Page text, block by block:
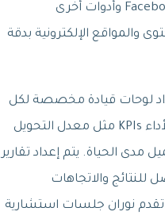
مثل Google Analytics وFacebook Insights وأدوات أخرى
والمواقع الإلكترونية بدقة
لوحات قيادة مخصصة لكل
عميل تعرض المؤشرات الرئيسية للأداء KPIs مثل معدل التحويل
مدى الحياة. يتم إعداد تقارير
والاتجاهات
نوران جلسات استشارية